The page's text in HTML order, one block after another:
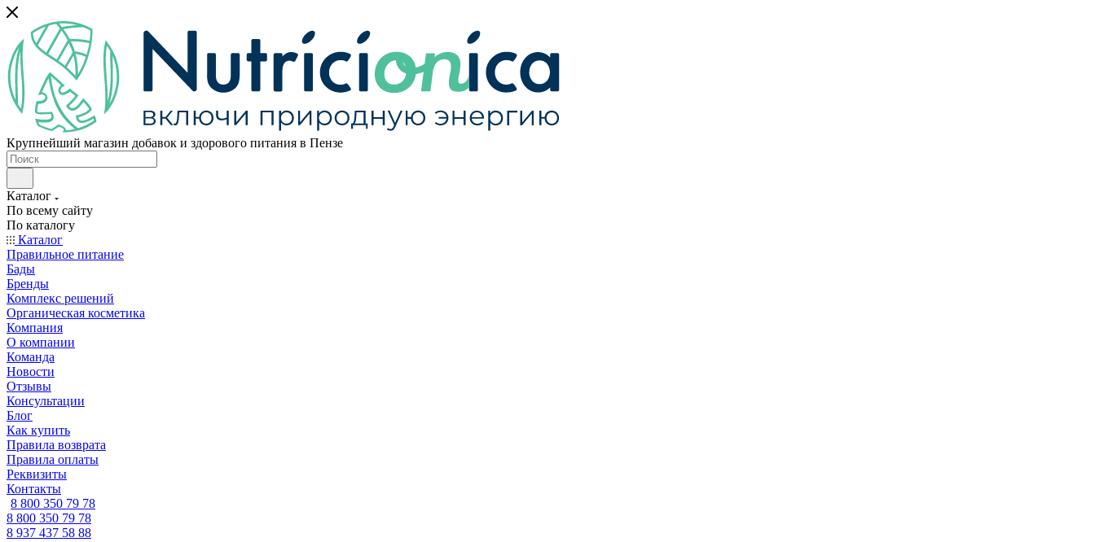
Крупнейший магазин добавок и здорового питания в Пензе
Каталог
По всему сайту
По каталогу
Каталог
Правильное питание
Бады
Бренды
Комплекс решений
Органическая косметика
Компания
О компании
Команда
Новости
Отзывы
Консультации
Блог
Как купить
Правила возврата
Правила оплаты
Реквизиты
Контакты
8 800 350 79 78
8 800 350 79 78
8 937 437 58 88